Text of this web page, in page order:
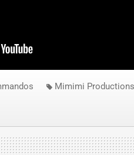
Mimimi Productions